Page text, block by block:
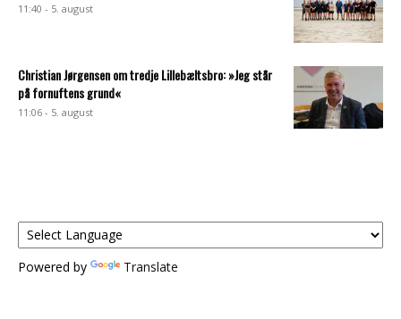
11:40 - 5. august
Christian Jørgensen om tredje Lillebæltsbro: »Jeg står
på fornuftens grund«
11:06 - 5. august
Powered by Translate